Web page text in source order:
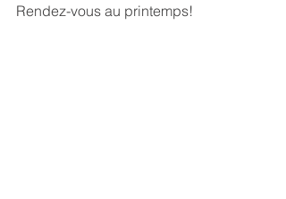
Rendez-vous au printemps!